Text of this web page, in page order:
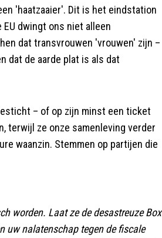
'haatzaaier'. Dit is het eindstation
dwingt ons niet alleen
dat transvrouwen 'vrouwen' zijn –
dat de aarde plat is als dat
– of op zijn minst een ticket
terwijl ze onze samenleving verder
waanzin. Stemmen op partijen die
worden. Laat ze de desastreuze Box
uw nalatenschap tegen de fiscale